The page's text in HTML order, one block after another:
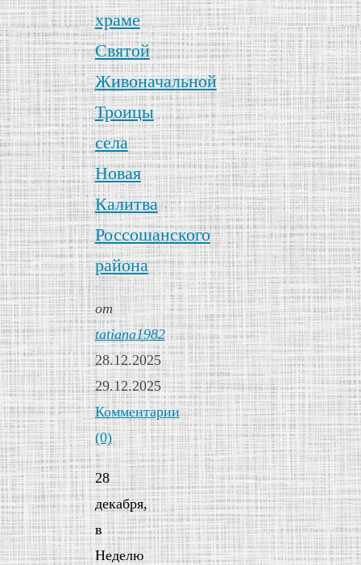
храме
Святой
Живоначальной
Троицы
села
Новая
Калитва
Россошанского
района
от
tatiana1982
28.12.2025
29.12.2025
Комментарии
(0)
28
декабря,
в
Неделю